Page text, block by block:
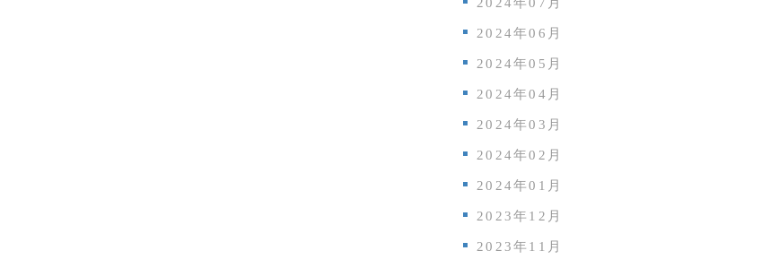
2024年06月
2024年05月
2024年04月
2024年03月
2024年02月
2024年01月
2023年12月
2023年11月